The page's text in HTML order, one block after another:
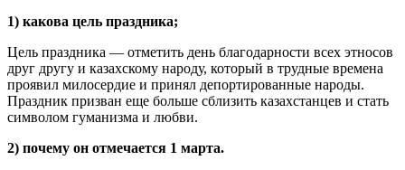
1) какова цель праздника;
Цель праздника — отметить день благодарности всех этносов
друг другу и казахскому народу, который в трудные времена
проявил милосердие и принял депортированные народы.
Праздник призван еще больше сблизить казахстанцев и стать
символом гуманизма и любви.
2) почему он отмечается 1 марта.